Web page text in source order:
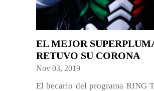
EL MEJOR
RETUVO SU CORONA
Nov 03, 2019
El becario del programa RING